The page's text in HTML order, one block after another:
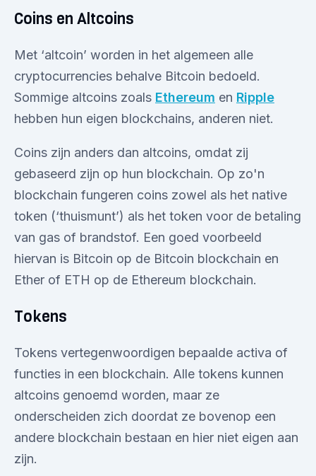
Coins en Altcoins
Met ‘altcoin’ worden in het algemeen alle
cryptocurrencies behalve Bitcoin bedoeld.
Sommige altcoins zoals Ethereum en Ripple
hebben hun eigen blockchains, anderen niet.
Coins zijn anders dan altcoins, omdat zij
gebaseerd zijn op hun blockchain. Op zo'n
blockchain fungeren coins zowel als het native
token (‘thuismunt’) als het token voor de betaling
van gas of brandstof. Een goed voorbeeld
hiervan is Bitcoin op de Bitcoin blockchain en
Ether of ETH op de Ethereum blockchain.
Tokens
Tokens vertegenwoordigen bepaalde activa of
functies in een blockchain. Alle tokens kunnen
altcoins genoemd worden, maar ze
onderscheiden zich doordat ze bovenop een
andere blockchain bestaan en hier niet eigen aan
zijn.